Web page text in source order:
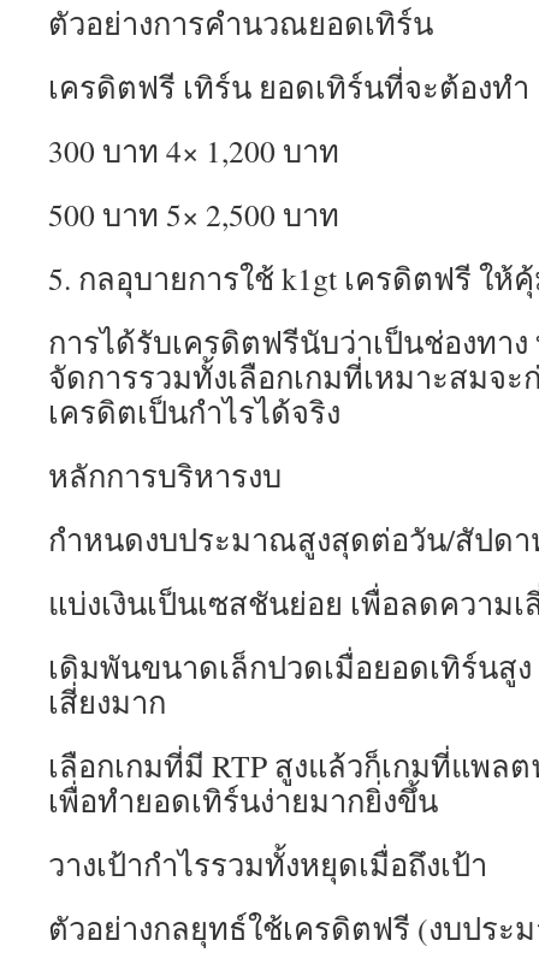
ตัวอย่างการคำนวณยอดเทิร์น
เครดิตฟรี เทิร์น ยอดเทิร์นที่จะต้องทำ
300 บาท 4× 1,200 บาท
500 บาท 5× 2,500 บาท
5. กลอุบายการใช้ k1gt เครดิตฟรี ให้
การได้รับเครดิตฟรีนับว่าเป็นช่องทา
จัดการรวมทั้งเลือกเกมที่เหมาะสมจ
เครดิตเป็นกำไรได้จริง
หลักการบริหารงบ
กำหนดงบประมาณสูงสุดต่อวัน/สัปด
แบ่งเงินเป็นเซสชันย่อย เพื่อลดความ
เดิมพันขนาดเล็กปวดเมื่อยอดเทิร์นสู
เสี่ยงมาก
เลือกเกมที่มี RTP สูงแล้วก็เกมที่แพล
เพื่อทำยอดเทิร์นง่ายมากยิ่งขึ้น
วางเป้ากำไรรวมทั้งหยุดเมื่อถึงเป้า
ตัวอย่างกลยุทธ์ใช้เครดิตฟรี (งบประ